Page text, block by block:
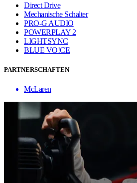
Direct Drive
Mechanische Schalter
PRO-G AUDIO
POWERPLAY 2
LIGHTSYNC
BLUE VO!CE
PARTNERSCHAFTEN
McLaren